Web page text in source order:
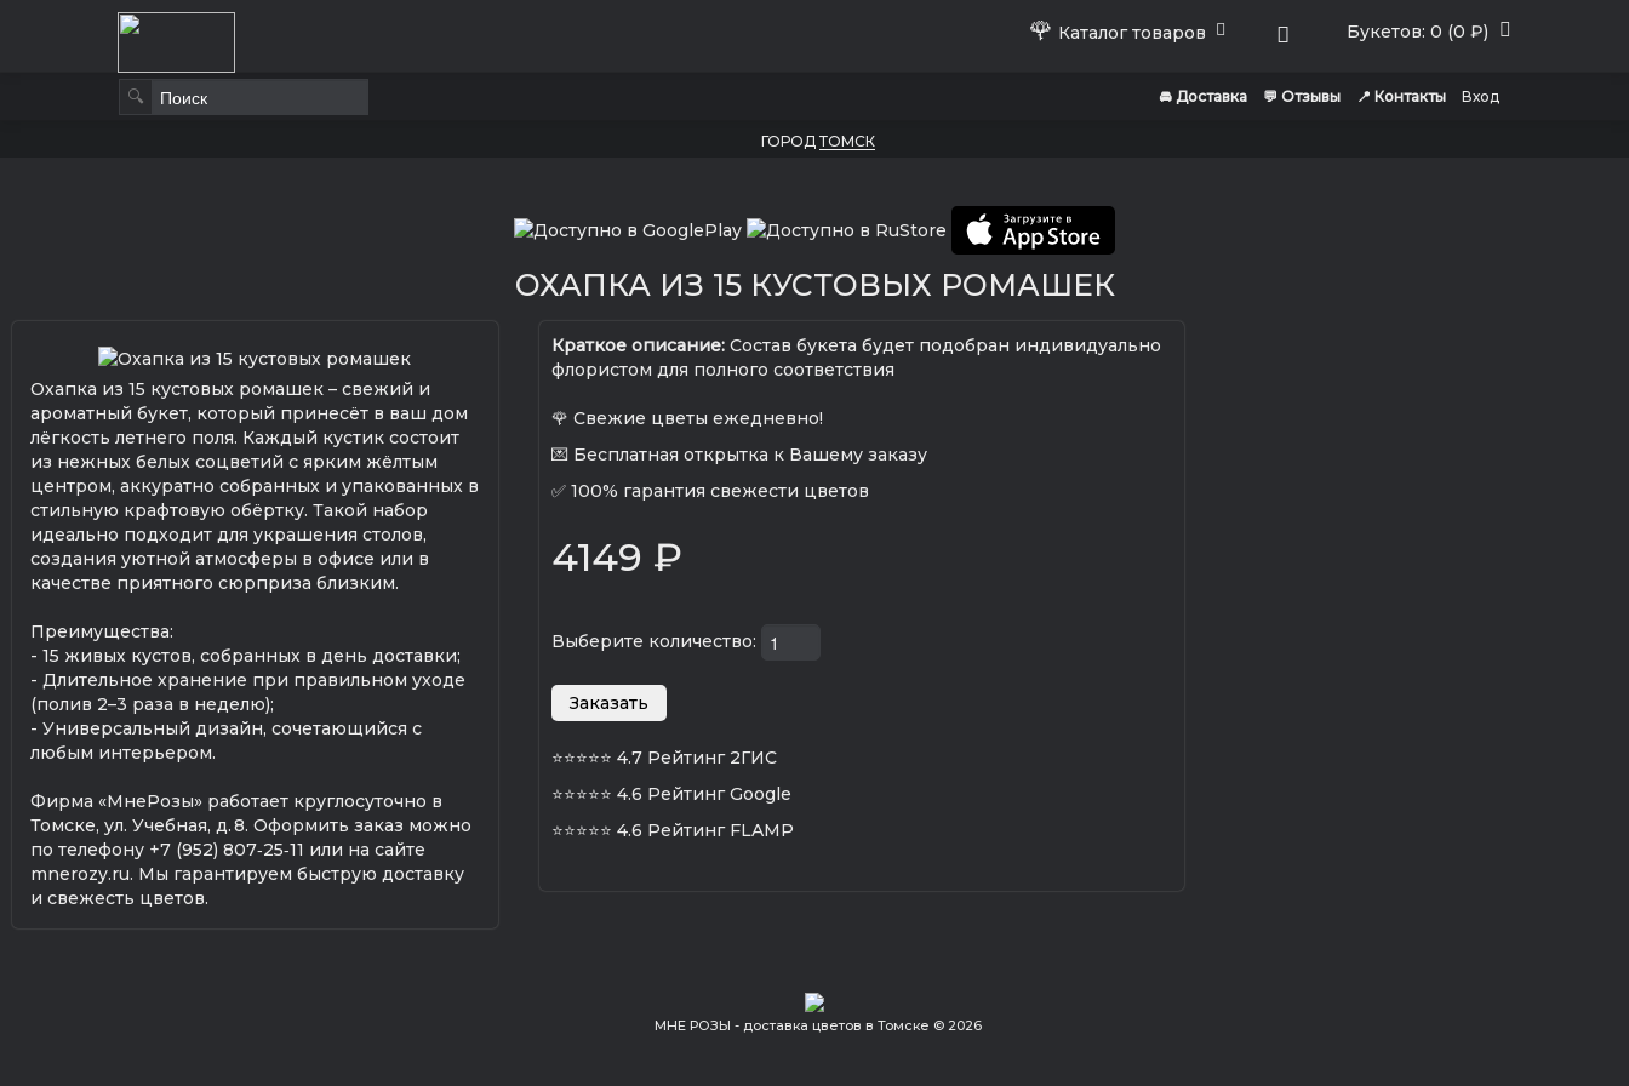
Букетов: 0 (0 ₽)
🌹 Каталог товаров
🚘 Доставка 💬 Отзывы 📍 Контакты Вход
🔍
ГОРОД ТОМСК
ОХАПКА ИЗ 15 КУСТОВЫХ РОМАШЕК
Охапка из 15 кустовых ромашек – свежий и
ароматный букет, который принесёт в ваш дом
лёгкость летнего поля. Каждый кустик состоит
из нежных белых соцветий с ярким жёлтым
центром, аккуратно собранных и упакованных в
стильную крафтовую обёртку. Такой набор
идеально подходит для украшения столов,
создания уютной атмосферы в офисе или в
качестве приятного сюрприза близким.
Преимущества:
- 15 живых кустов, собранных в день доставки;
- Длительное хранение при правильном уходе
(полив 2–3 раза в неделю);
- Универсальный дизайн, сочетающийся с
любым интерьером.
Фирма «МнеРозы» работает круглосуточно в
Томске, ул. Учебная, д. 8. Оформить заказ можно
по телефону +7 (952) 807‑25‑11 или на сайте
mnerozy.ru. Мы гарантируем быструю доставку
и свежесть цветов.
Краткое описание:Состав букета будет подобран индивидуально
флористом для полного соответствия
🌹 Свежие цветы ежедневно!
💌 Бесплатная открытка к Вашему заказу
✅ 100% гарантия свежести цветов
4149 ₽
Выберите количество:
⭐⭐⭐⭐⭐ 4.7 Рейтинг 2ГИС
⭐⭐⭐⭐⭐ 4.6 Рейтинг Google
⭐⭐⭐⭐⭐ 4.6 Рейтинг FLAMP
МНЕ РОЗЫ - доставка цветов в Томске © 2026